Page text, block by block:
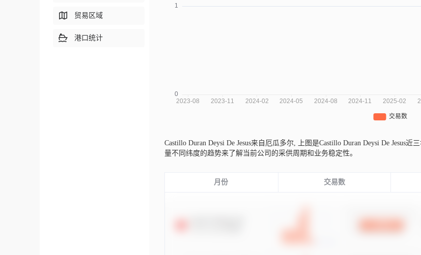
Castillo Duran Deysi De Jesus来自厄瓜多尔,
上图是Castillo Duran Deysi De Jesus
量不同纬度的趋势来了解当前公司的采供周期和业务稳定性。
月份 交易数
贸易区域
港口统计